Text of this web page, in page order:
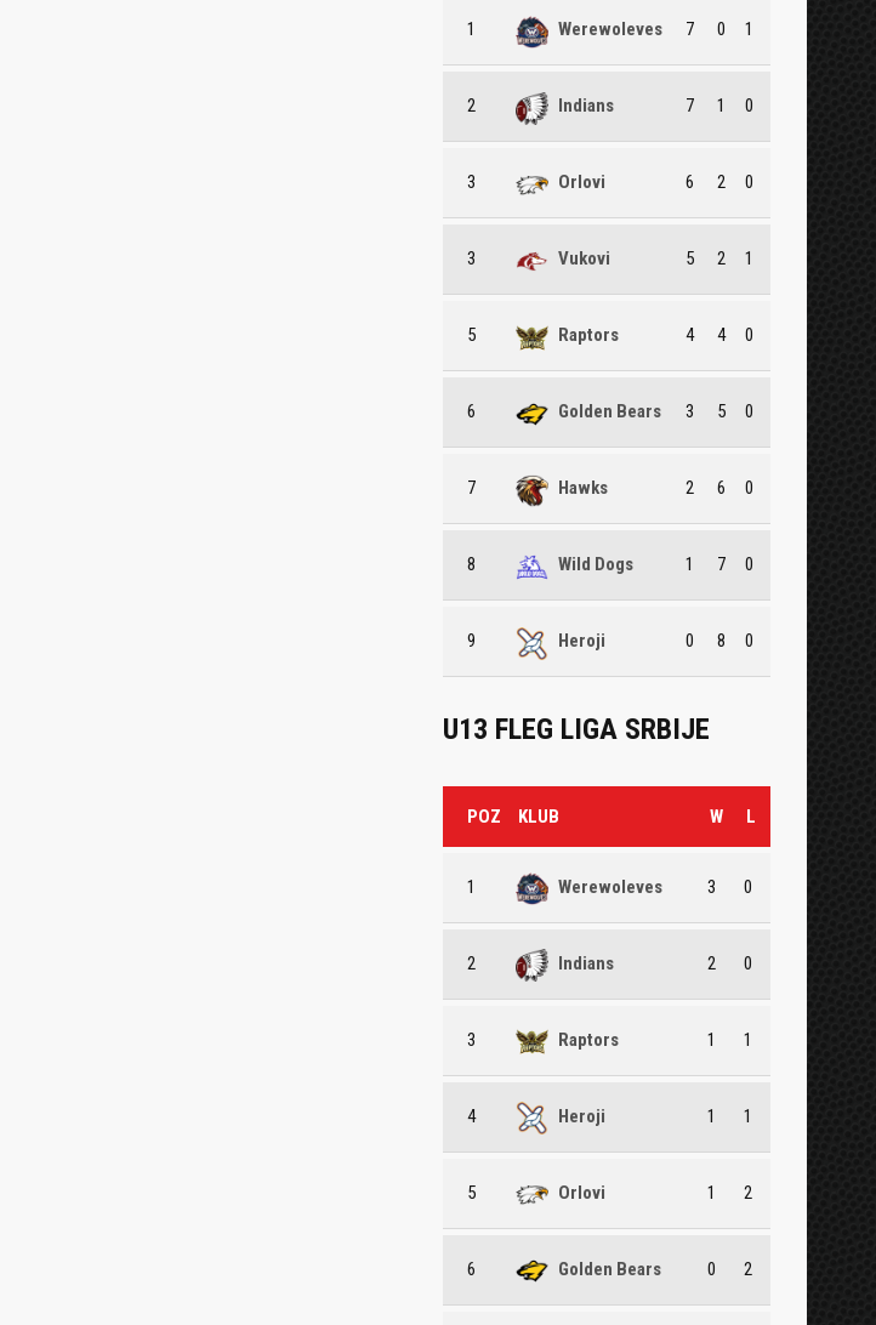
1 Werewoleves 7 0 1
2 Indians 7 1 0
3 Orlovi 6 2 0
3 Vukovi 5 2 1
5 Raptors 4 4 0
6 Golden Bears 3 5 0
7 Hawks 2 6 0
8 Wild Dogs 1 7 0
9 Heroji 0 8 0
U13 FLEG LIGA SRBIJE
POZ KLUB W L
1 Werewoleves 3 0
2 Indians 2 0
3 Raptors 1 1
4 Heroji 1 1
5 Orlovi 1 2
6 Golden Bears 0 2